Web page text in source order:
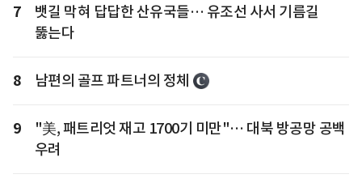
7
뱃길 막혀 답답한 산유국들… 유조선 사서 기름길
뚫는다
8 남편의 골프 파트너의 정체
9
"美, 패트리엇 재고 1700기 미만"… 대북 방공망 공백
우려